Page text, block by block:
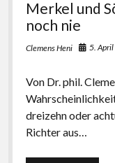
2009:
zur
Rechten.
Bundesrepublik
Eichberg als
Politik
ihn
sie
zu
Merkel und
noch nie
Clemens Heni 5.
Von Dr. phil.
dreizehn oder
Richter aus…